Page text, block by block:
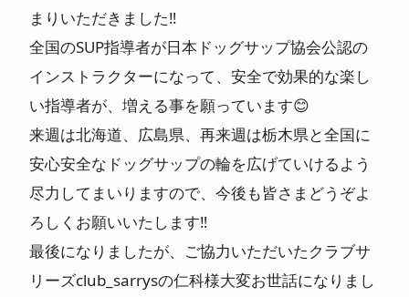
まりいただきました‼️
全国のSUP指導者が日本ドッグサップ協会公認の
インストラクターになって、安全で効果的な楽し
い指導者が、増える事を願っています😊
来週は北海道、広島県、再来週は栃木県と全国に
安心安全なドッグサップの輪を広げていけるよう
尽力してまいりますので、今後も皆さまどうぞよ
ろしくお願いいたします‼️
最後になりましたが、ご協力いただいたクラブサ
リーズclub_sarrysの仁科様大変お世話になりまし